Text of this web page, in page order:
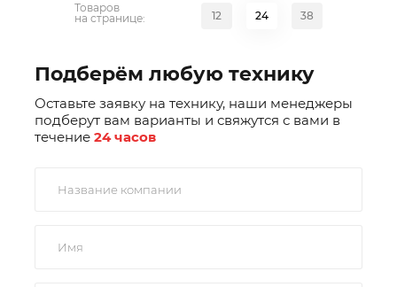
Товаров
на странице:
12 24 38
Подберём любую технику
Оставьте заявку на технику, наши менеджеры
подберут вам варианты и свяжутся с вами в
течение 24 часов